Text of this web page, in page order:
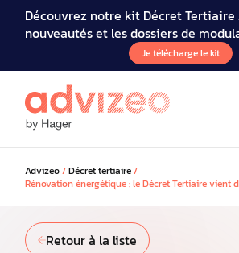
Découvrez notre kit Décret Tertiaire
nouveautés et les dossiers de
Je télécharge le kit
Advizeo/Décret tertiaire/
Rénovation énergétique : le Décret Tertiaire vient
Retour à la liste